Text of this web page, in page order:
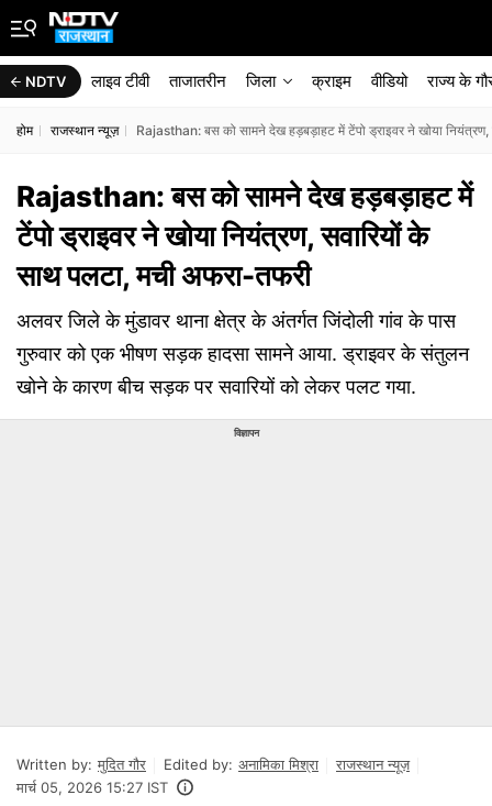
NDTV लाइव टीवी ताजातरीन जिला क्राइम वीडियो राज्‍य के
होम राजस्थान न्यूज़ Rajasthan: बस को सामने देख हड़बड़ाहट में टेंपो ड्राइवर ने खोया
Rajasthan: बस को सामने देख हड़बड़ाहट में
टेंपो ड्राइवर ने खोया नियंत्रण, सवारियों के
साथ पलटा, मची अफरा-तफरी
अलवर जिले के मुंडावर थाना क्षेत्र के अंतर्गत जिंदोली गांव के पास
गुरुवार को एक भीषण सड़क हादसा सामने आया. ड्राइवर के संतुलन
खोने के कारण बीच सड़क पर सवारियों को लेकर पलट गया.
विज्ञापन
Written by: मुदित गौर Edited by: अनामिका मिश्रा
राजस्थान न्यूज़
मार्च 05, 2026 15:27 IST